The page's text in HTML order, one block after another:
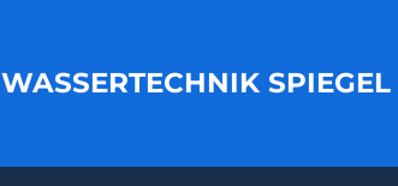
WASSERTECHNIK SPIEGEL